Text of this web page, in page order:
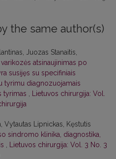
the same author(s)
Juozas Stanaitis,
atsinaujinimas po
susijęs su specifiniais
tyrimu diagnozuojamais
tyrimas
Lietuvos chirurgija: Vol.
Vytautas Lipnickas, Kęstutis
sindromo klinika, diagnostika,
Lietuvos chirurgija: Vol. 3 No. 3